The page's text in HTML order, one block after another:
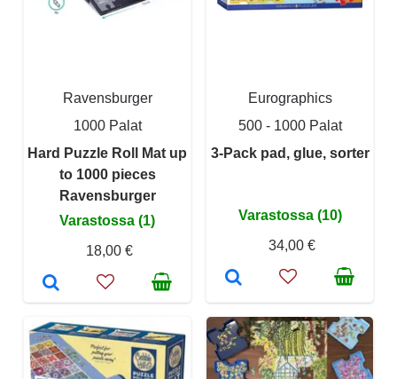
Ravensburger
1000 Palat
Hard Puzzle Roll Mat up
to 1000 pieces
Ravensburger
Varastossa (1)
18,00 €
Eurographics
500 - 1000 Palat
3-Pack pad, glue, sorter
Varastossa (10)
34,00 €